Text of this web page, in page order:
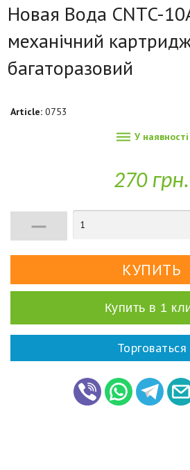
Новая Вода CNTC-
механічний
багаторазовий
Article: 0753
 У наявності
270 грн.

Купить в 1
Торговаться